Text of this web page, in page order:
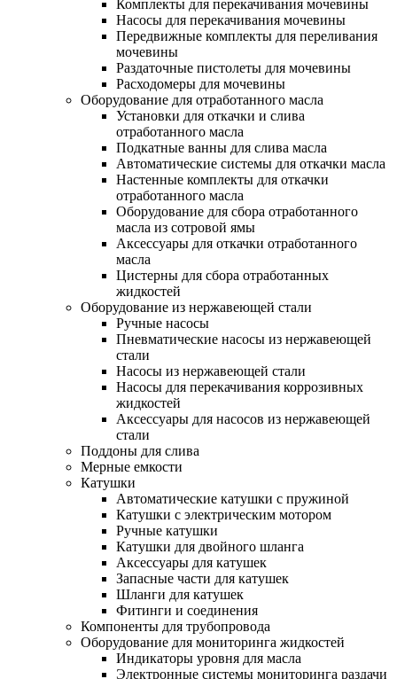
Комплекты для перекачивания мочевины
Насосы для перекачивания мочевины
Передвижные комплекты для переливания
мочевины
Раздаточные пистолеты для мочевины
Расходомеры для мочевины
Оборудование для отработанного масла
Установки для откачки и слива
отработанного масла
Подкатные ванны для слива масла
Автоматические системы для откачки масла
Настенные комплекты для откачки
отработанного масла
Оборудование для сбора отработанного
масла из сотровой ямы
Аксессуары для откачки отработанного
масла
Цистерны для сбора отработанных
жидкостей
Оборудование из нержавеющей стали
Ручные насосы
Пневматические насосы из нержавеющей
стали
Насосы из нержавеющей стали
Насосы для перекачивания коррозивных
жидкостей
Аксессуары для насосов из нержавеющей
стали
Поддоны для слива
Мерные емкости
Катушки
Автоматические катушки с пружиной
Катушки с электрическим мотором
Ручные катушки
Катушки для двойного шланга
Аксессуары для катушек
Запасные части для катушек
Шланги для катушек
Фитинги и соединения
Компоненты для трубопровода
Оборудование для мониторинга жидкостей
Индикаторы уровня для масла
Электронные системы мониторинга раздачи